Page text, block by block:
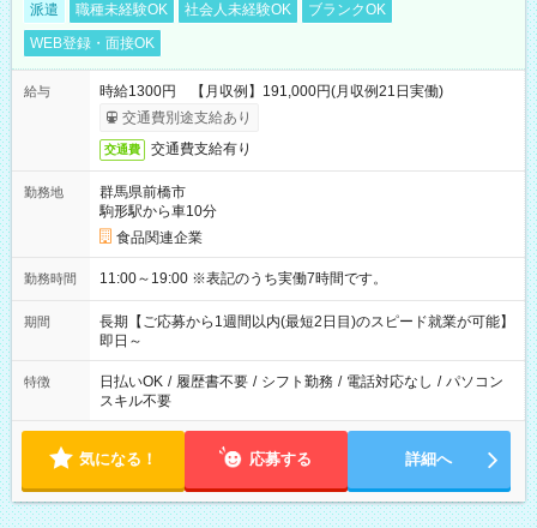
派遣 職種未経験OK 社会人未経験OK
ブランクOK
WEB登録・面接OK
給与
時給1300円 【月収例】191,000円(月収例21日実働)
交通費別途支給あり
交通費 交通費支給有り
勤務地
群馬県前橋市
駒形駅から車10分
食品関連企業
勤務時間 11:00～19:00 ※表記のうち実働7時間です。
期間
長期【ご応募から1週間以内(最短2日目)のスピード就業が可能】
即日～
特徴 日払いOK / 履歴書不要 / シフト勤務 / 電話対応なし / パソコン
スキル不要
気になる！ 応募する 詳細へ